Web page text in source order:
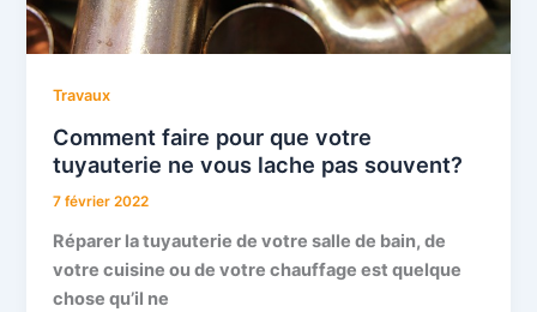
Travaux
Comment faire pour que votre
tuyauterie ne vous lache pas souvent?
7 février 2022
Réparer la tuyauterie de votre salle de bain, de
votre cuisine ou de votre chauffage est quelque
chose qu’il ne